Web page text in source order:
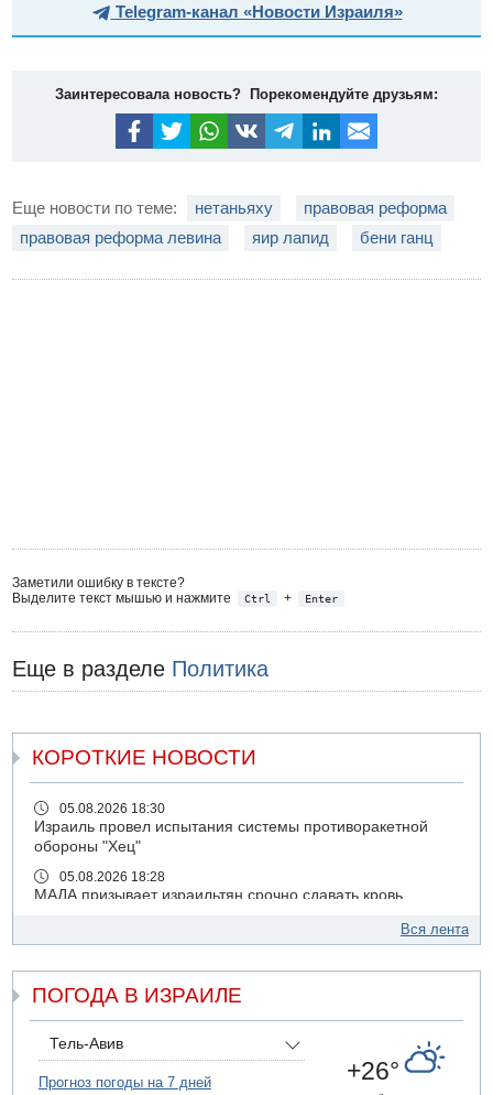
Telegram-канал «Новости Израиля»
Заинтересовала новость? Порекомендуйте друзьям:
Еще новости по теме: нетаньяху
правовая реформа
правовая реформа левина
яир лапид бени ганц
Заметили ошибку в тексте?
Выделите текст мышью и нажмите
Ctrl + Enter
Еще в разделе Политика
КОРОТКИЕ НОВОСТИ
05.08.2026 18:30
Израиль провел испытания системы противоракетной
обороны "Хец"
05.08.2026 18:28
МАДА призывает израильтян срочно сдавать кровь
Бывший посол Израиля в ООН Гилад Эрдан объявит в
05.08.2026 13:49
На севере Израиля на берег выбросило тело
05.08.2026 13:32
В России горят новые склады
05.08.2026 10:19
Вся лента
ПОГОДА В ИЗРАИЛЕ
Тель-Авив
Прогноз погоды на 7 дней +26°